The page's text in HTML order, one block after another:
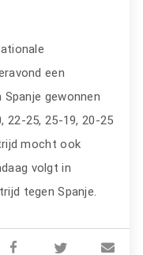
een
gewonnen
22-25, 25-19, 20-25
mocht ook
volgt in
tegen Spanje.